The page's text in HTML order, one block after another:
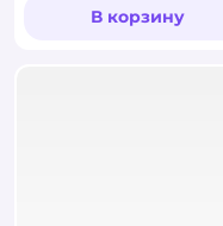
В корзину